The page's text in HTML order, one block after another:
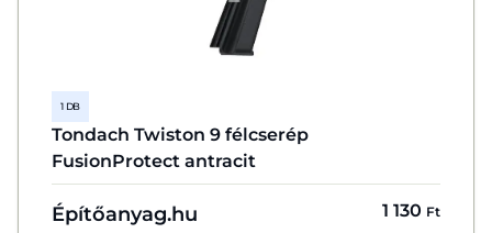
1 DB
Tondach Twiston 9 félcserép
FusionProtect antracit
Építőanyag.hu 1 130 Ft